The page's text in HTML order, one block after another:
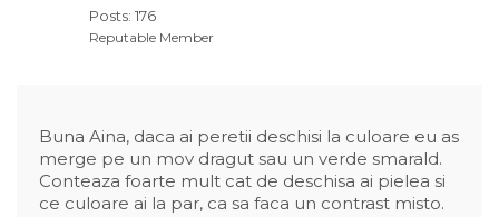
Posts: 176
Reputable Member
Buna Aina, daca ai peretii deschisi la culoare eu as
merge pe un mov dragut sau un verde smarald.
Conteaza foarte mult cat de deschisa ai pielea si
ce culoare ai la par, ca sa faca un contrast misto.